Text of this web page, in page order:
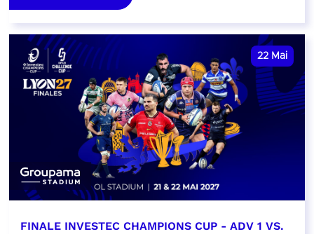
22 Mai
FINALE INVESTEC CHAMPIONS CUP - ADV 1 VS.